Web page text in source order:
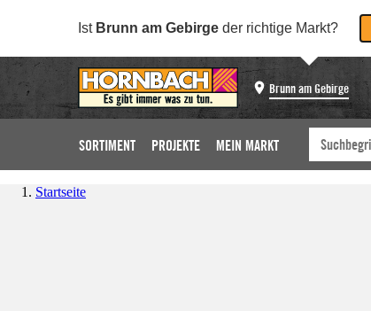
Ist Brunn am Gebirge der richtige Markt?
Brunn am Gebirge
SORTIMENT PROJEKTE MEIN MARKT
Startseite